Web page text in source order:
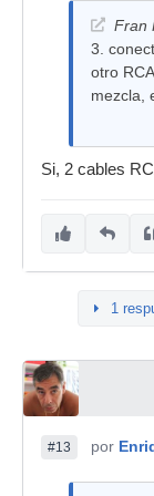
Fran
3.
otro
mezcla,
Si, 2 cables
1
#13 por